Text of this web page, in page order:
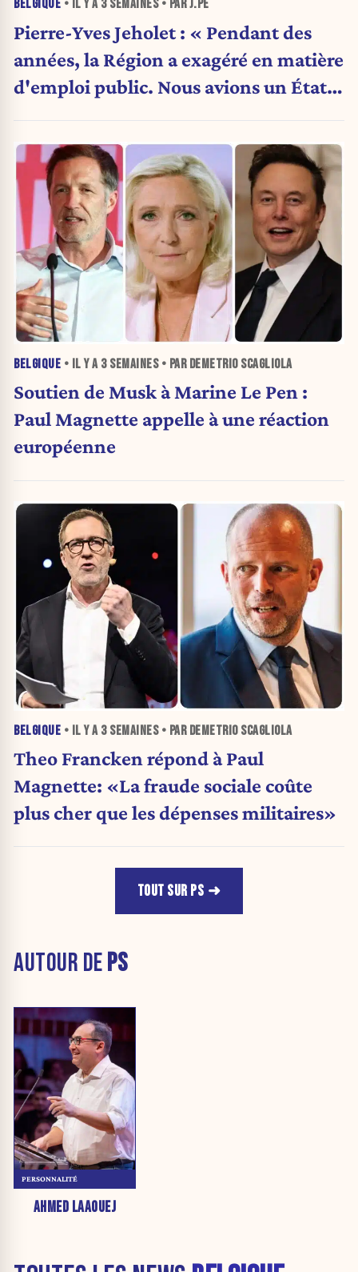
BELGIQUE • IL Y A 3 SEMAINES• PAR J.PE
Pierre-Yves Jeholet : « Pendant des
années, la Région a exagéré en matière
d'emploi public. Nous avions un État
BELGIQUE • IL Y A 3 SEMAINES• PAR DEMETRIO SCAGLIOLA
Soutien de Musk à Marine Le Pen :
Paul Magnette appelle à une réaction
européenne
BELGIQUE • IL Y A 3 SEMAINES• PAR DEMETRIO SCAGLIOLA
Theo Francken répond à Paul
Magnette: «La fraude sociale coûte
plus cher que les dépenses militaires»
TOUT SUR PS
AUTOUR DEPS
AHMED LAAOUEJ
PERSONNALITÉ